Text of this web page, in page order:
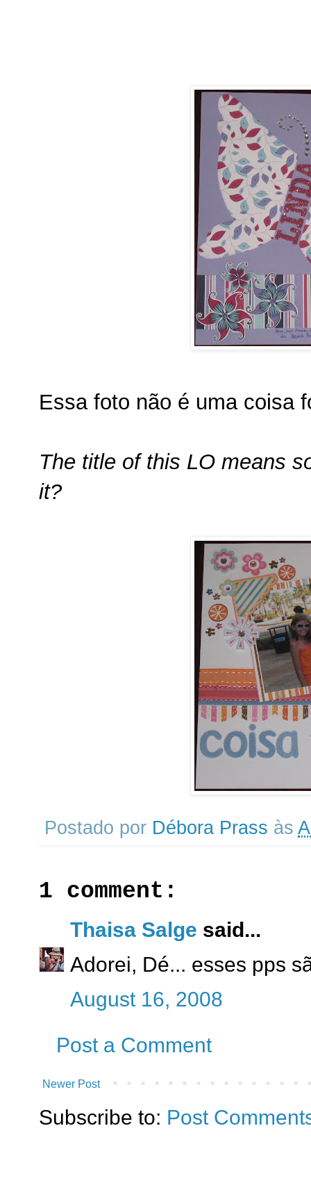
Essa foto não é uma coisa
The title of this LO means
it?
Postado por Débora Prass às
1 comment:
Thaisa Salge said...
Adorei, Dé... esses pps
August 16, 2008
Post a Comment
Newer Post
Subscribe to: Post